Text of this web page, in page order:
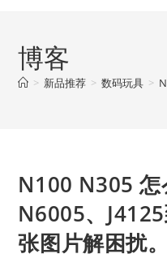
博客
> 新品推荐 > 数码玩具 >
N100 N305 怎
N6005、
张图片解困扰。